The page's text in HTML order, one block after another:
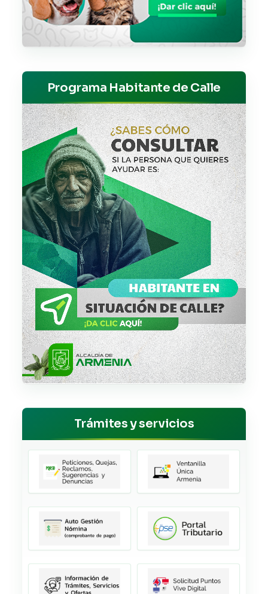
Programa Habitante de Calle
Trámites y servicios